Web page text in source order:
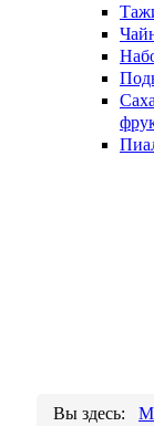
Вы здесь: